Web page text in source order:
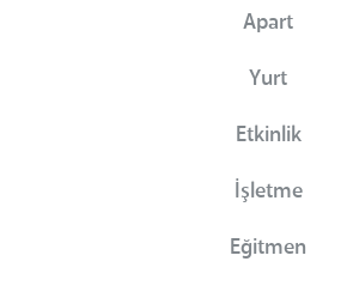
Apart
Yurt
Etkinlik
İşletme
Eğitmen